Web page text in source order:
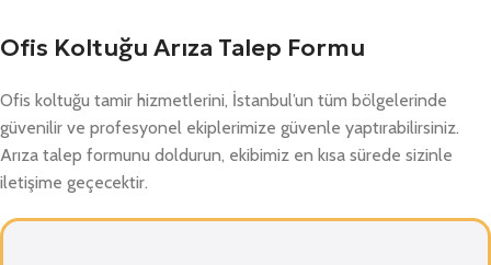
Ofis Koltuğu Arıza Talep Formu
Ofis koltuğu tamir hizmetlerini, İstanbul’un tüm bölgelerinde
güvenilir ve profesyonel ekiplerimize güvenle yaptırabilirsiniz.
Arıza talep formunu doldurun, ekibimiz en kısa sürede sizinle
iletişime geçecektir.